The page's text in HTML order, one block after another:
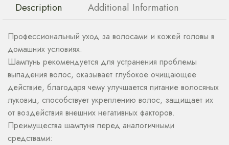
Description Additional Information
Профессиональный уход за волосами и кожей головы в
домашних условиях.
Шампунь рекомендуется для устранения проблемы
выпадения волос, оказывает глубокое очищающее
действие, благодаря чему улучшается питание волосяных
луковиц, способствует укреплению волос, защищает их
от воздействия внешних негативных факторов.
Преимущества шампуня перед аналогичными
средствами: